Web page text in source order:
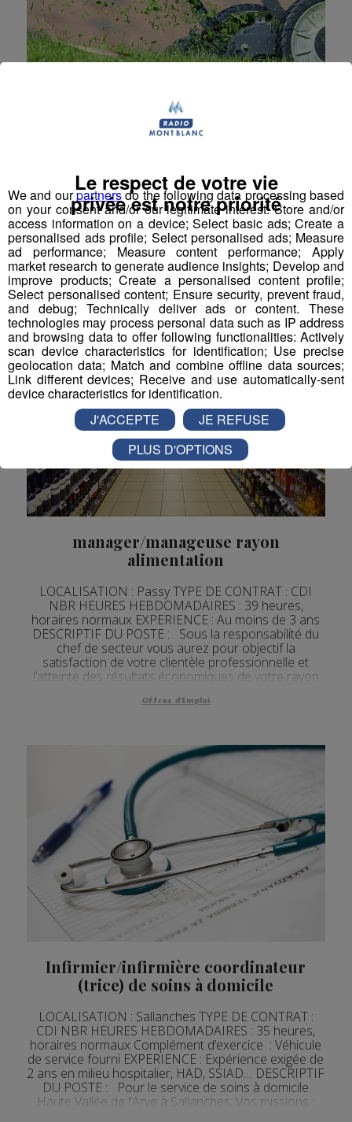
Ouvrier/ Ouvrière du paysagiste
heures, horaires normaux EXPERIENCE : débutant
accepté DESCRIPTIF DU POSTE : L’entretien des
espaces verts mais aussi la création paysagère.
L’entreprise dispose de matériels récents (pelles,
chargeuse, poids lourds…) NUMERO OFFRE POLE
EMPLOI : 038GWRP SECTEUR D’ACTIVITE...
Offres d'Emploi
manager/manageuse rayon
alimentation
LOCALISATION : Passy TYPE DE CONTRAT : CDI
NBR HEURES HEBDOMADAIRES : 39 heures,
horaires normaux EXPERIENCE : Au moins de 3 ans
DESCRIPTIF DU POSTE : Sous la responsabilité du
chef de secteur vous aurez pour objectif la
satisfaction de votre clientèle professionnelle et
l’atteinte des résultats économiques de votre rayon
cli...
Offres d'Emploi
Infirmier/infirmière coordinateur
(trice) de soins à domicile
LOCALISATION : Sallanches TYPE DE CONTRAT :
CDI NBR HEURES HEBDOMADAIRES : 35 heures,
horaires normaux Complément d’exercice : Véhicule
de service fourni EXPERIENCE : Expérience exigée de
2 ans en milieu hospitalier, HAD, SSIAD… DESCRIPTIF
DU POSTE : Pour le service de soins à domicile
Haute Vallée de l’Arve à Sallanches, Vos missions :
We and ourpartnersdo the following data processing based
on your consent and/or our legitimate interest: Store and/or
access information on a device; Select basic ads; Create a
personalised ads profile; Select personalised ads; Measure
ad performance; Measure content performance; Apply
market research to generate audience insights; Develop and
improve products; Create a personalised content profile;
Select personalised content; Ensure security, prevent fraud,
and debug; Technically deliver ads or content. These
technologies may process personal data such as IP address
and browsing data to offer following functionalities: Actively
scan device characteristics for identification; Use precise
geolocation data; Match and combine offline data sources;
Link different devices; Receive and use automatically-sent
device characteristics for identification.
Le respect de votre vie
privée est notre priorité
J'ACCEPTE
JE REFUSE
PLUS D'OPTIONS